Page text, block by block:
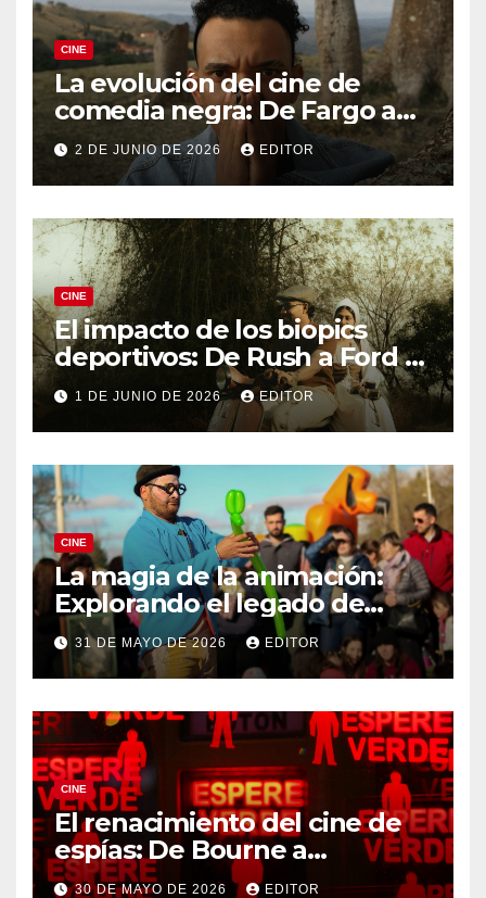
CINE
La evolución del cine de
comedia negra: De Fargo a
Knives Out
2 DE JUNIO DE 2026 EDITOR
CINE
El impacto de los biopics
deportivos: De Rush a Ford v
Ferrari
1 DE JUNIO DE 2026 EDITOR
CINE
La magia de la animación:
Explorando el legado de
DreamWorks
31 DE MAYO DE 2026 EDITOR
CINE
El renacimiento del cine de
espías: De Bourne a
Treadstone
30 DE MAYO DE 2026 EDITOR